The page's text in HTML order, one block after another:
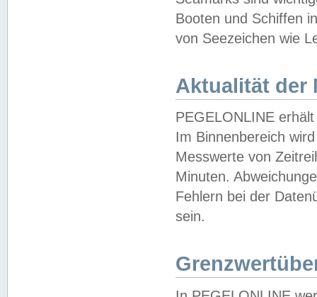
Booten und Schiffen
von Seezeichen wie
Aktualität der
PEGELONLINE
Im Binnenbereich
Messwerte von
Minuten.
Fehlern bei der
sein.